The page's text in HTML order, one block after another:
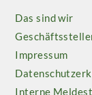
Das sind wir
Impressum
Interne